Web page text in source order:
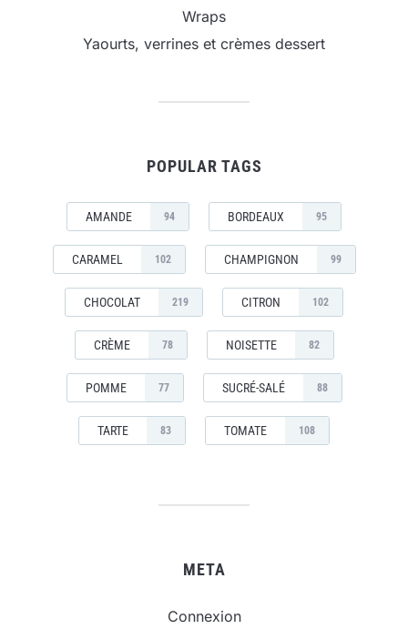
Wraps
Yaourts, verrines et crèmes dessert
POPULAR TAGS
AMANDE 94 BORDEAUX 95
CARAMEL 102 CHAMPIGNON 99
CHOCOLAT 219 CITRON 102
CRÈME 78 NOISETTE 82
POMME 77 SUCRÉ-SALÉ 88
TARTE 83 TOMATE 108
META
Connexion